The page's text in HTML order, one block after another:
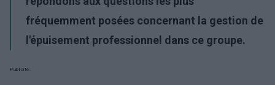
fréquemment posées concernant la gestion de
l'épuisement professionnel dans ce groupe.
Publicité: